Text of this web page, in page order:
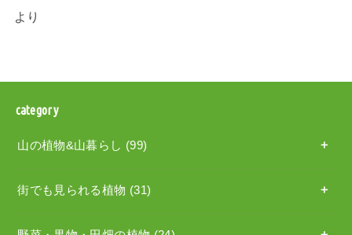
より
category
山の植物&山暮らし (99)
街でも見られる植物 (31)